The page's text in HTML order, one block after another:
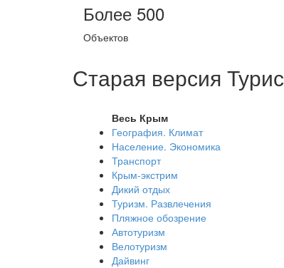
Более 500
Объектов
Старая версия
Весь Крым
География. Климат
Население. Экономика
Транспорт
Крым-экстрим
Дикий отдых
Туризм. Развлечения
Пляжное обозрение
Автотуризм
Велотуризм
Дайвинг